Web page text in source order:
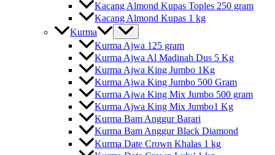
Kacang Almond Kupas Toples 250 gram
Kacang Almond Kupas 1 kg
Kurma
Kurma Ajwa 125 gram
Kurma Ajwa Al Madinah Dus 5 Kg
Kurma Ajwa King Jumbo 1Kg
Kurma Ajwa King Jumbo 500 Gram
Kurma Ajwa King Mix Jumbo 500 gram
Kurma Ajwa King Mix Jumbo1 Kg
Kurma Bam Anggur Barari
Kurma Bam Anggur Black Diamond
Kurma Date Crown Khalas 1 kg